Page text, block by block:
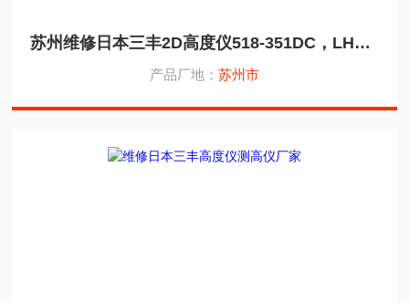
苏州维修日本三丰2D高度仪518-351DC，LH600E测高仪
产品厂地： 苏州市